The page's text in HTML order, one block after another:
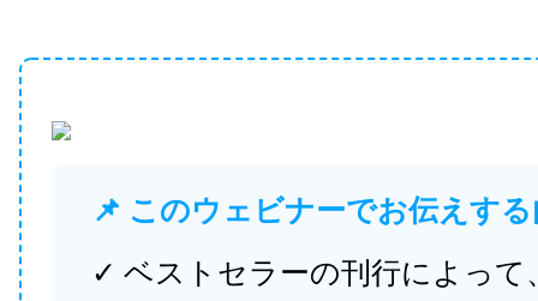
📌 このウェビナーでお伝えす
✓ ベストセラーの刊行によって